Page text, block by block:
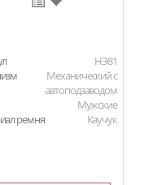
HЭ81
Механический с
автоподзаводом
Мужские
ремня
Каучук